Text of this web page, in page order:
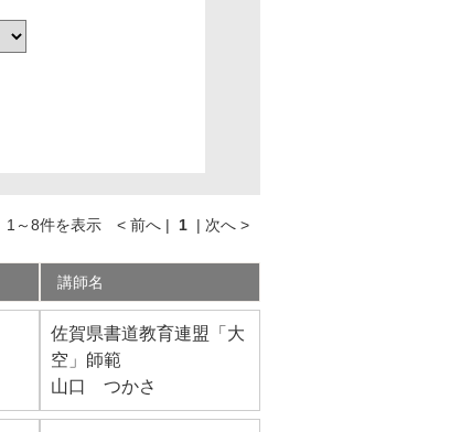
～8件を表示 < 前へ | 1 | 次へ >
講師名
佐賀県書道教育連盟「大
空」師範
山口 つかさ